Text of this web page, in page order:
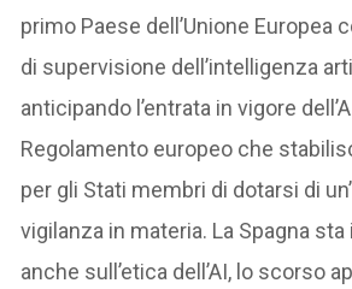
primo Paese dell’Unione Europea
di supervisione dell’intelligenza
anticipando l’entrata in vigore
Regolamento europeo che
per gli Stati membri di dotarsi di
vigilanza in materia. La Spagna
anche sull’etica dell’AI, lo scorso